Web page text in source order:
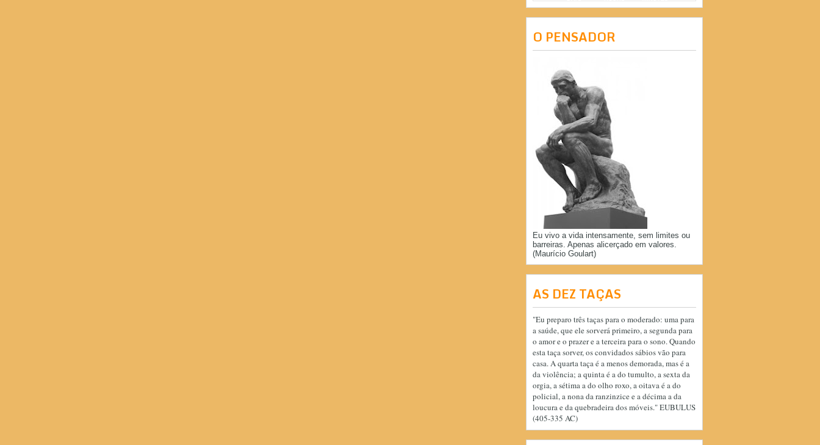
O PENSADOR
Eu vivo a vida intensamente, sem limites ou
barreiras. Apenas alicerçado em valores.
(Maurício Goulart)
AS DEZ TAÇAS
"Eu preparo três taças para o moderado: uma para
a saúde, que ele sorverá primeiro, a segunda para
o amor e o prazer e a terceira para o sono. Quando
esta taça sorver, os convidados sábios vão para
casa. A quarta taça é a menos demorada, mas é a
da violência; a quinta é a do tumulto, a sexta da
orgia, a sétima a do olho roxo, a oitava é a do
policial, a nona da ranzinzice e a décima a da
loucura e da quebradeira dos móveis." EUBULUS
(405-335 AC)